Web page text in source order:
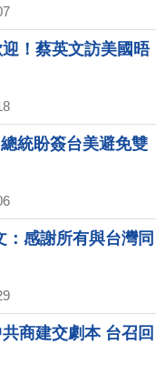
！蔡英文訪美國晤
統盼簽台美避免雙
：感謝所有與台灣同
商建交劇本 台召回